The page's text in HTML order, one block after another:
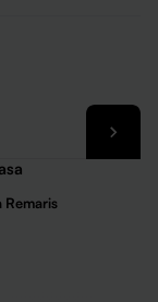
Remaris